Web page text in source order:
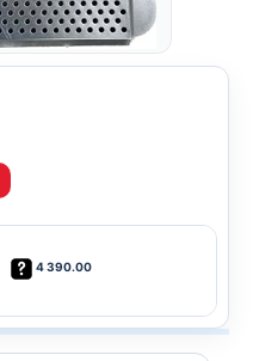
4 390.00